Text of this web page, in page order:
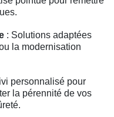
: Solutions adaptées
la modernisation
personnalisé pour
la pérennité de vos